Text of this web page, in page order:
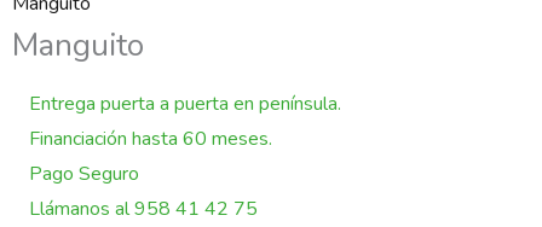
Manguito
Entrega puerta a puerta en península.
Financiación hasta 60 meses.
Pago Seguro
Llámanos al 958 41 42 75